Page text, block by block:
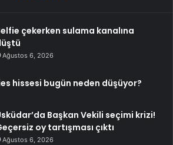
çekerken sulama kanalına
Ağustos 6, 2026
hissesi bugün neden düşüyor?
Başkan Vekili seçimi krizi!
oy tartışması çıktı
Ağustos 6, 2026